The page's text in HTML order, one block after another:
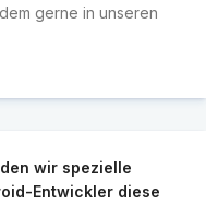
gerne in unseren
wir spezielle
Entwickler diese